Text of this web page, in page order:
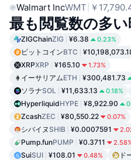
Walmart IncWMT ￥
最も閲覧数の多
ZIGChainZIG ¥6.38 0.23%
ビットコインBTC
XRPXRP ¥165.10 1.73%
イーサリアムETH ¥300,481.73
ソラナSOL ¥11,633.13 0.18%
HyperliquidHYPE ¥8,922.90
ZcashZEC ¥80,550.22 0.07%
シバイヌ SHIB ¥0.0007591
Pump.funPUMP ¥0.3711
SuiSUI ¥108.01 0.48% ド